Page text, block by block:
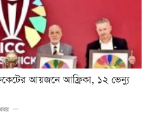
আয়জনে আফ্রিকা, ১২ ভেন্যু